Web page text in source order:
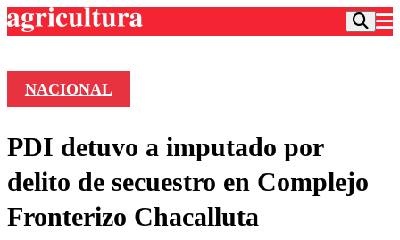
Frecuencias
Agricultura TV
Deportes
Colo Colo
Entretención
NACIONAL
PDI detuvo a imputado por
delito de secuestro en Complejo
Fronterizo Chacalluta